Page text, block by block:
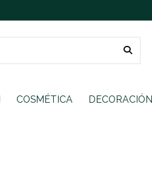
COSMÉTICA DECORACIÓN